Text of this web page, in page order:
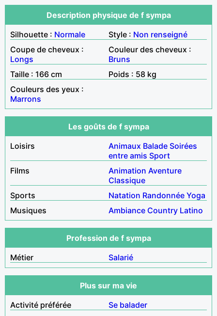
Description physique de f sympa
Silhouette : Normale Style : Non renseigné
Coupe de cheveux :
Longs
Couleur des cheveux :
Bruns
Taille : 166 cm
Poids : 58 kg
Couleurs des yeux :
Marrons
Les goûts de f sympa
Loisirs
Animaux Balade Soirées
entre amis Sport
Films
Animation Aventure
Classique
Sports
Natation Randonnée Yoga
Musiques
Ambiance Country Latino
Profession de f sympa
Métier
Salarié
Plus sur ma vie
Activité préférée
Se balader